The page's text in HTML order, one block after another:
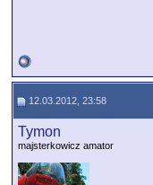
12.03.2012, 23:58
Tymon
majsterkowicz amator